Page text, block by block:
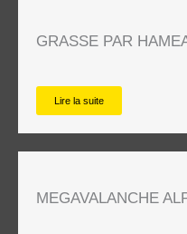
GRASSE PAR
Lire la suite
MEGAVALANCHE